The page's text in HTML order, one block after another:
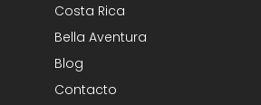
Costa Rica
Bella Aventura
Blog
Contacto